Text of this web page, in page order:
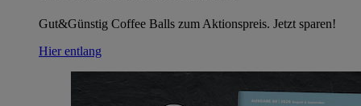
Gut&Günstig Coffee Balls zum Aktionspreis. Jetzt sparen!
Hier entlang